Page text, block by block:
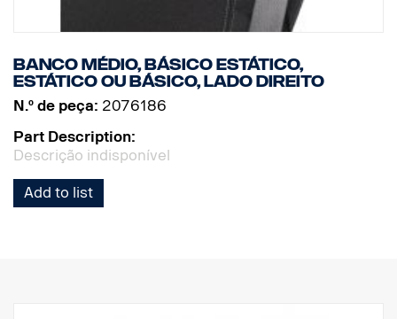
Banco médio, básico estático,
estático ou básico, lado direito
N.º de peça: 2076186
Part Description:
Descrição indisponível
Add to list